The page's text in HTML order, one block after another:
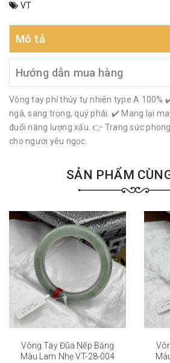
VT
Mô tả
Hướng dẫn mua hàng
Vòng tay phỉ thúy tự nhiên type A 100%
ngà, sang trọng, quý phái. ✔️ Mang lại
đuổi năng lượng xấu. 👉 Trang sức
cho người yêu ngọc.
SẢN PHẨM
Vòng Tay Đũa Nếp Băng
Màu Lam Nhẹ VT-28-004